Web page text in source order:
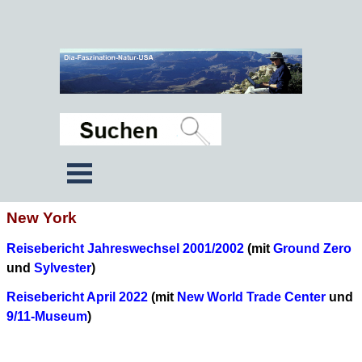
New York
Reisebericht Jahreswechsel 2001/2002 (mit Ground Zero
und Sylvester)
Reisebericht April 2022 (mit New World Trade Center und
9/11-Museum)